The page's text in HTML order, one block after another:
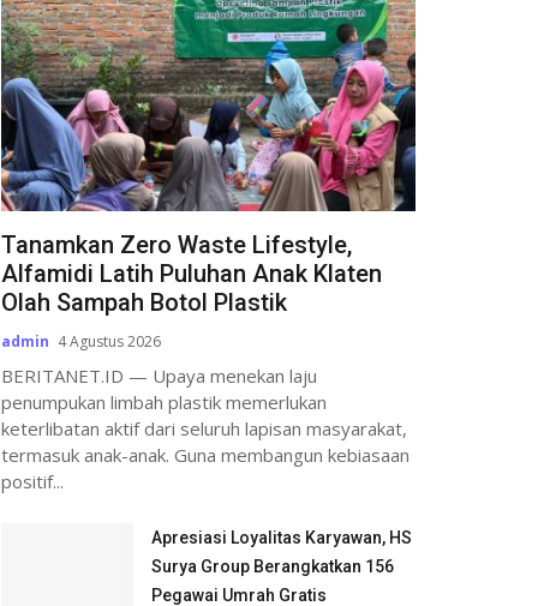
Tanamkan Zero Waste Lifestyle,
Alfamidi Latih Puluhan Anak Klaten
Olah Sampah Botol Plastik
admin 4 Agustus 2026
BERITANET.ID — Upaya menekan laju
penumpukan limbah plastik memerlukan
keterlibatan aktif dari seluruh lapisan masyarakat,
termasuk anak-anak. Guna membangun kebiasaan
positif...
Apresiasi Loyalitas Karyawan, HS
Surya Group Berangkatkan 156
Pegawai Umrah Gratis